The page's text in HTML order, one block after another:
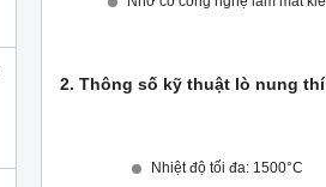
2. Thông số kỹ thuật lò nung thí
Nhiệt độ tối đa: 1500°C